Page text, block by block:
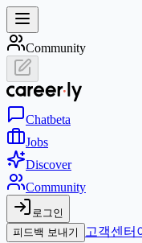
Community
Chatbeta
Jobs
Discover
Community
로그인
피드백 보내기
고객센터